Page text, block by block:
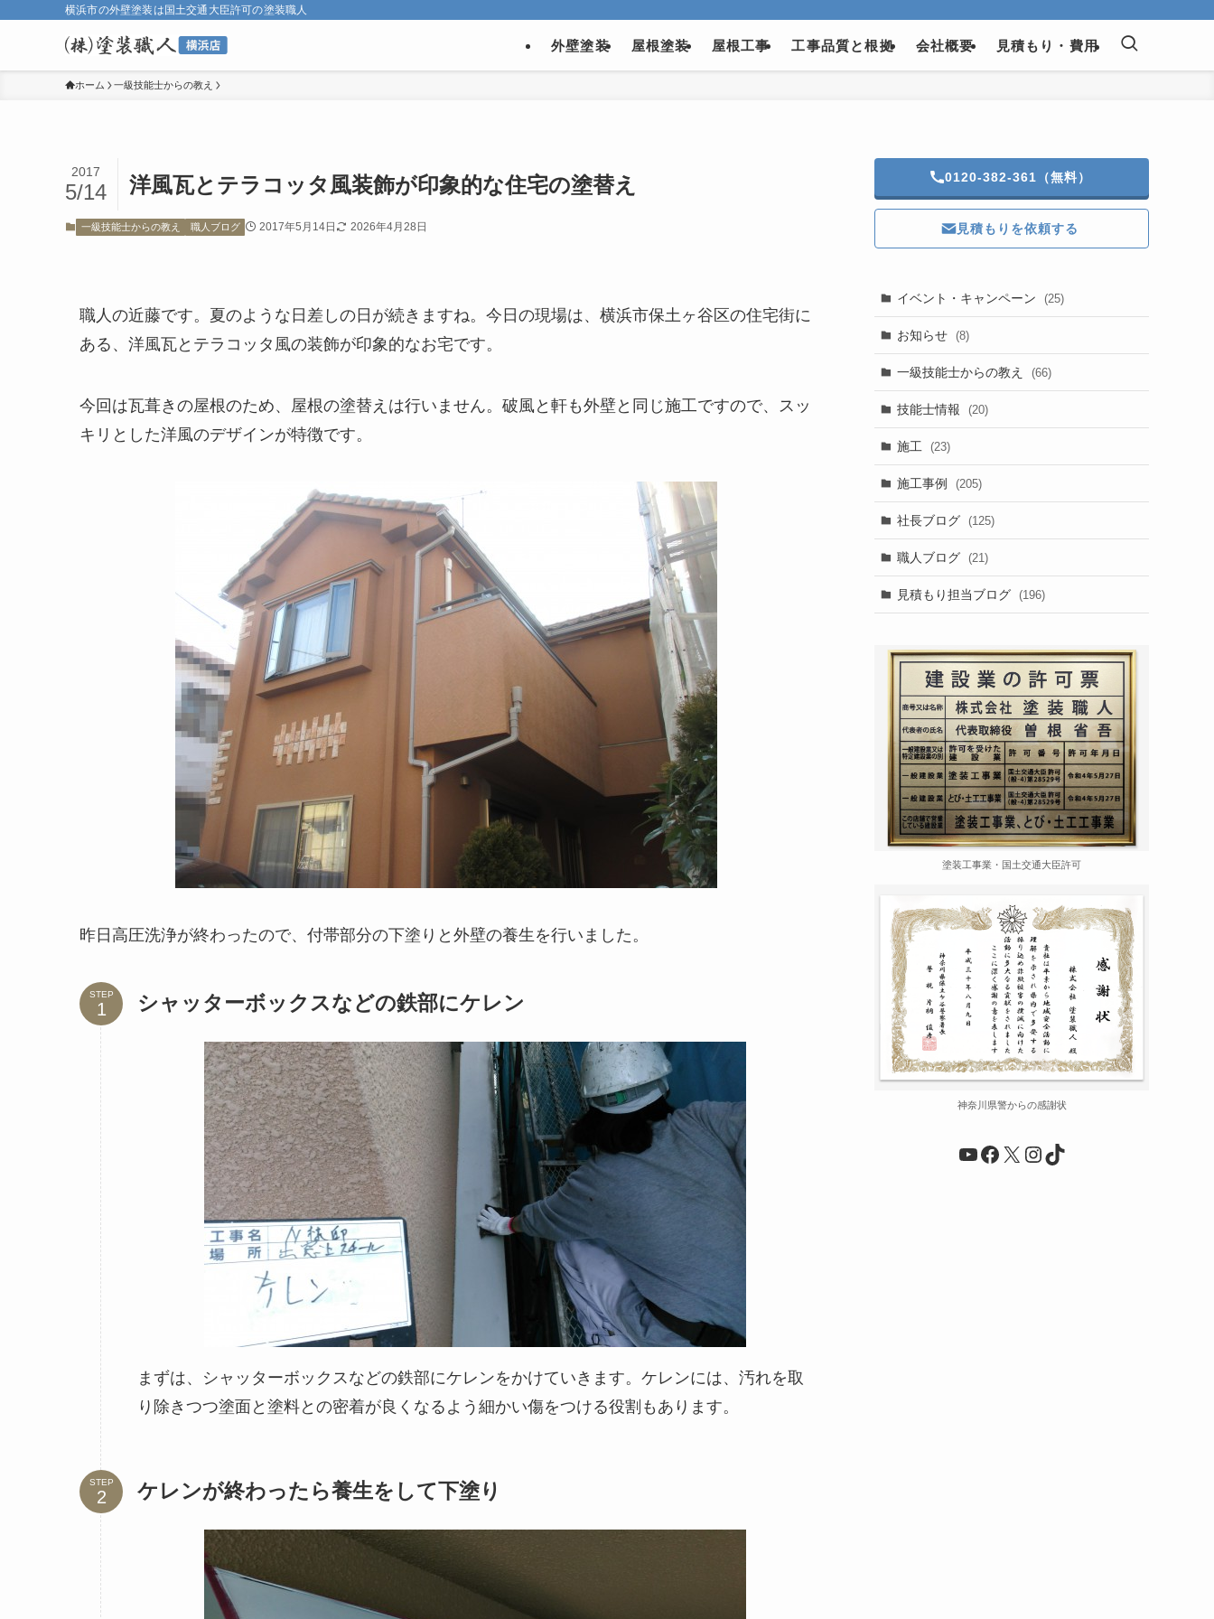
横浜市の外壁塗装は国土交通大臣許可の塗装職人
外壁塗装 屋根塗装 屋根工事 工事品質と根拠 会社概要 見積もり・費用
ホーム 一級技能士からの教え
洋風瓦とテラコッタ風装飾が印象的な住宅の塗替え
2017
5/14
一級技能士からの教え 職人ブログ 2017年5月14日 2026年4月28日
職人の近藤です。夏のような日差しの日が続きますね。今日の現場は、横浜市保土ヶ谷区の住宅街に
ある、洋風瓦とテラコッタ風の装飾が印象的なお宅です。
今回は瓦葺きの屋根のため、屋根の塗替えは行いません。破風と軒も外壁と同じ施工ですので、スッ
キリとした洋風のデザインが特徴です。
昨日高圧洗浄が終わったので、付帯部分の下塗りと外壁の養生を行いました。
STEP シャッターボックスなどの鉄部にケレン
まずは、シャッターボックスなどの鉄部にケレンをかけていきます。ケレンには、汚れを取
り除きつつ塗面と塗料との密着が良くなるよう細かい傷をつける役割もあります。
STEP ケレンが終わったら養生をして下塗り
0120-382-361（無料）
見積もりを依頼する
イベント・キャンペーン (25)
お知らせ (8)
一級技能士からの教え (66)
技能士情報 (20)
施工 (23)
施工事例 (205)
社長ブログ (125)
職人ブログ (21)
見積もり担当ブログ (196)
塗装工事業・国土交通大臣許可
神奈川県警からの感謝状
YouTube
Facebook
X Instagram
TikTok